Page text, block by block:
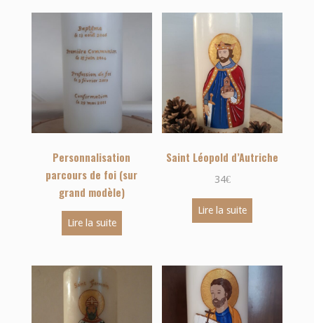
Personnalisation
parcours de foi (sur
grand modèle)
Lire la suite
Saint Léopold d’Autriche
34€
Lire la suite